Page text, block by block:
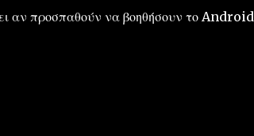
αν προσπαθούν να βοηθήσουν το